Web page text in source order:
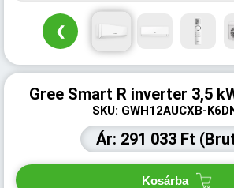
❮
Gree Smart R inverter 3,5
SKU: GWH12AUCXB-
Ár: 291 033 Ft
Kosárba